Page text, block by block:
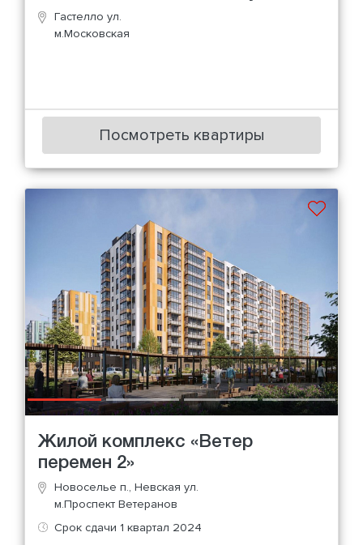
Гастелло ул.
м.Московская
Посмотреть квартиры
Жилой комплекс «Ветер
перемен 2»
Новоселье п., Невская ул.
м.Проспект Ветеранов
Срок сдачи 1 квартал 2024